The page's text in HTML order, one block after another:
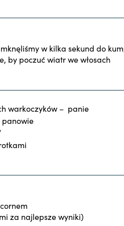
w kilka sekund do
by poczuć wiatr we włosach
warkoczyków – panie
panowie
za najlepsze wyniki)